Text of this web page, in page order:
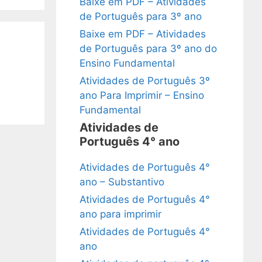
de Português para 3º ano
Baixe em PDF – Atividades
de Português para 3º ano do
Ensino Fundamental
Atividades de Português 3º
ano Para Imprimir – Ensino
Fundamental
Atividades de
Português 4° ano
Atividades de Português 4°
ano – Substantivo
Atividades de Português 4°
ano para imprimir
Atividades de Português 4°
ano